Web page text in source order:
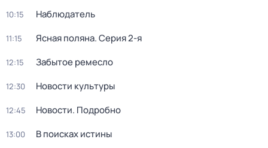
10:15 Наблюдатель
11:15 Ясная поляна. Серия 2-я
12:15 Забытое ремесло
12:30 Новости культуры
12:45 Новости. Подробно
13:00 В поисках истины